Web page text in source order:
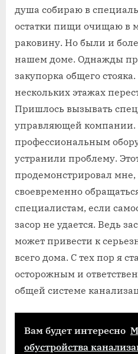
душа собираю в
остатки пищи очищаю в
раковину. Но были и
нашем доме. Однажды
закупорка общего
нескольких этажах
Пришлось вызывать
управляющей компании.
профессиональным
устранили проблему.
продемонстрировал
своевременно
специалистам, если
засор не удается. Ведь
может привести к
всего дома. С тех пор я
осторожным и
общей системе
Вам будет интересно
обустройства